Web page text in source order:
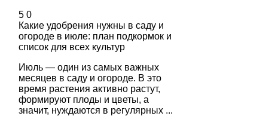
5 0
Какие удобрения нужны в саду и
огороде в июле: план подкормок и
список для всех культур
Июль — один из самых важных
месяцев в саду и огороде. В это
время растения активно растут,
формируют плоды и цветы, а
значит, нуждаются в регулярных ...